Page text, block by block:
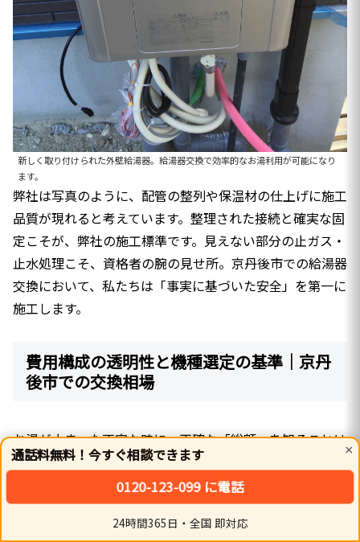
×
通話料無料！今すぐ相談できます
0120-123-099 に電話
24時間365日・全国 即対応
新しく取り付けられた外壁給湯器。給湯器交換で効率的なお湯利用が可能になり
ます。
弊社は写真のように、配管の整列や保温材の仕上げに施工
品質が現れると考えています。整理された接続と確実な固
定こそが、弊社の施工標準です。見えない部分の止ガス・
止水処理こそ、資格者の腕の見せ所。京丹後市での給湯器
交換において、私たちは「事実に基づいた安全」を第一に
施工します。
費用構成の透明性と機種選定の基準｜京丹
後市での交換相場
お湯が止まった不安な時に、正確な「総額」を知ることは
重要です。弊社は本体・工事費・処分費の全てを含む価格
提示を行っています。現場の状況を事前に写真で頂けれ
ば、過不足のない見積書を即日作成。京丹後市で給湯器交
換をどこに頼むか迷われている方へ、不透明な追加費用の
シェア トップ